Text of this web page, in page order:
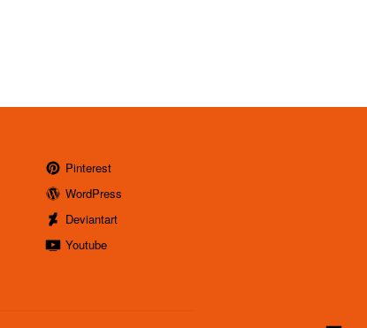
Pinterest
WordPress
Deviantart
Youtube